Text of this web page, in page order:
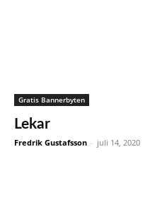
Gratis Bannerbyten
Lekar
Fredrik Gustafsson - juli 14, 2020